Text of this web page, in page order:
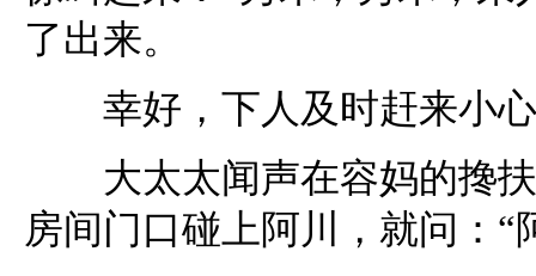
了出来。
幸好，下人及时赶来小心
大太太闻声在容妈的搀扶
房间门口碰上阿川，就问：“